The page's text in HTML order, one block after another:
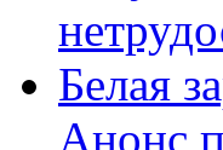
Белая
Анонс